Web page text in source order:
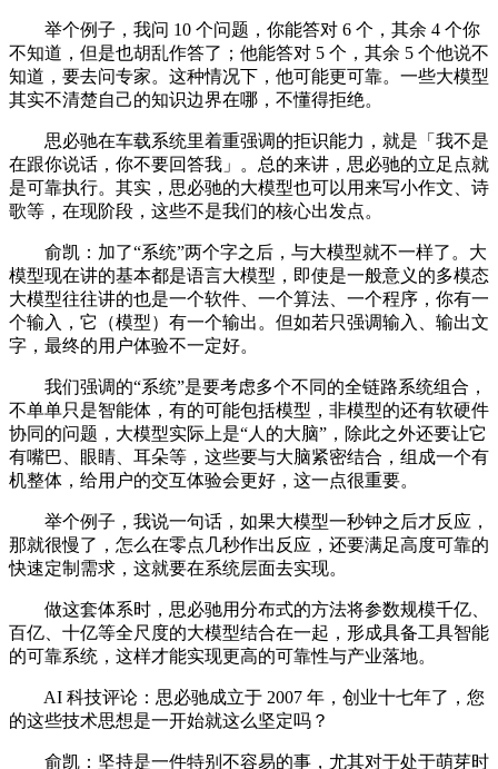
举个例子，我问 10 个问题，你能答对 6 个，其余 4 个你
不知道，但是也胡乱作答了；他能答对 5 个，其余 5 个他说不
知道，要去问专家。这种情况下，他可能更可靠。一些大模型
其实不清楚自己的知识边界在哪，不懂得拒绝。
思必驰在车载系统里着重强调的拒识能力，就是「我不是
在跟你说话，你不要回答我」。总的来讲，思必驰的立足点就
是可靠执行。其实，思必驰的大模型也可以用来写小作文、诗
歌等，在现阶段，这些不是我们的核心出发点。
俞凯：加了“系统”两个字之后，与大模型就不一样了。大
模型现在讲的基本都是语言大模型，即使是一般意义的多模态
大模型往往讲的也是一个软件、一个算法、一个程序，你有一
个输入，它（模型）有一个输出。但如若只强调输入、输出文
字，最终的用户体验不一定好。
我们强调的“系统”是要考虑多个不同的全链路系统组合，
不单单只是智能体，有的可能包括模型，非模型的还有软硬件
协同的问题，大模型实际上是“人的大脑”，除此之外还要让它
有嘴巴、眼睛、耳朵等，这些要与大脑紧密结合，组成一个有
机整体，给用户的交互体验会更好，这一点很重要。
举个例子，我说一句话，如果大模型一秒钟之后才反应，
那就很慢了，怎么在零点几秒作出反应，还要满足高度可靠的
快速定制需求，这就要在系统层面去实现。
做这套体系时，思必驰用分布式的方法将参数规模千亿、
百亿、十亿等全尺度的大模型结合在一起，形成具备工具智能
的可靠系统，这样才能实现更高的可靠性与产业落地。
AI 科技评论：思必驰成立于 2007 年，创业十七年了，您
的这些技术思想是一开始就这么坚定吗？
俞凯：坚持是一件特别不容易的事，尤其对于处于萌芽时